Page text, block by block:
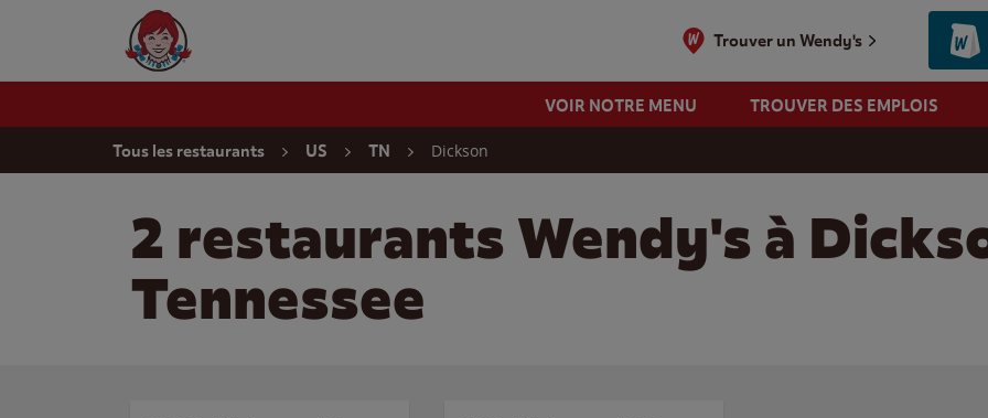
Wendy's Website Home
Trouver un Wendy's
VOIR NOTRE MENU TROUVER DES EMPLOIS
Return to NavTous les restaurants US TN Dickson
2 restaurants Wendy's à
Tennessee